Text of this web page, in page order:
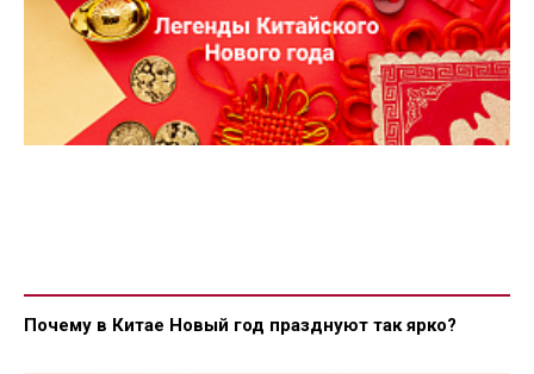
Почему в Китае Новый год празднуют так ярко?